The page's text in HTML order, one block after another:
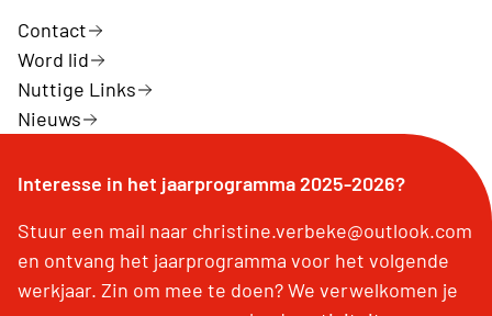
Contact
Word lid
Nuttige Links
Nieuws
Interesse in het jaarprogramma 2025-2026?
Stuur een mail naar christine.verbeke@outlook.com
en ontvang het jaarprogramma voor het volgende
werkjaar. Zin om mee te doen? We verwelkomen je